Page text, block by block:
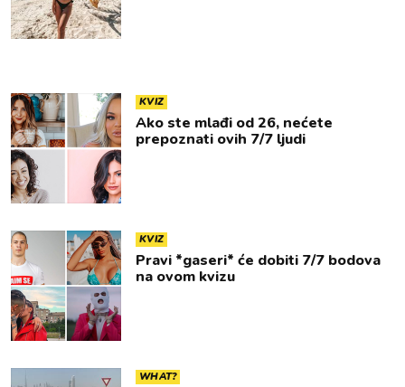
KVIZ
Ako ste mlađi od 26, nećete
prepoznati ovih 7/7 ljudi
KVIZ
Pravi *gaseri* će dobiti 7/7 bodova
na ovom kvizu
WHAT?